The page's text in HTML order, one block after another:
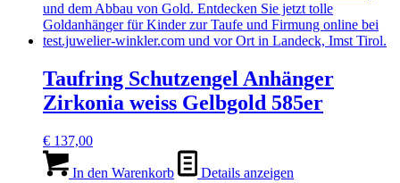
Taufring Schutzengel Anhänger
Zirkonia weiss Gelbgold 585er
€ 137,00
In den Warenkorb Details anzeigen